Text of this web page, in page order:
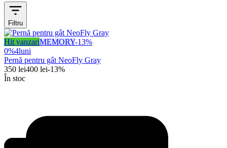
Filtru
Hit vanzariMEMORY-13%
0%4luni
Pernă pentru gât NeoFly Gray
350 lei400 lei-13%
În stoc